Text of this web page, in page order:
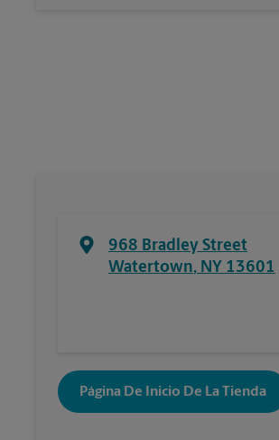
968 Bradley Street
Watertown, NY 13601
Página De Inicio De La Tienda